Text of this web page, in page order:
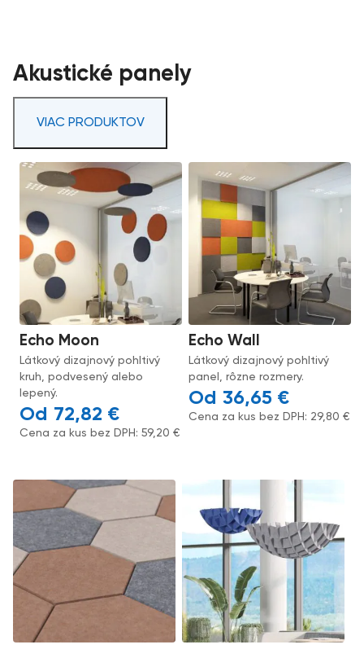
Akustické panely
VIAC PRODUKTOV
Echo Moon
Látkový dizajnový pohltivý
kruh, podvesený alebo
lepený.
72,82 €
Cena za kus bez DPH:59,20€
Echo Wall
Látkový dizajnový pohltivý
panel, rôzne rozmery.
36,65 €
Cena za kus bez DPH: 29,80€